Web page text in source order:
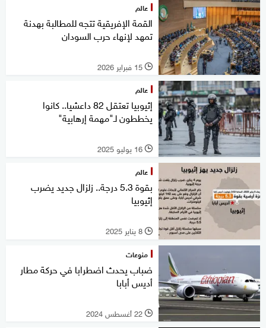
عالم
القمة الإفريقية تتجه للمطالبة بهدنة
تمهد لإنهاء حرب السودان
l 15 فبراير 2026
عالم
إثيوبيا تعتقل 82 داعشيا.. كانوا
يخططون لـ"مهمة إرهابية"
l 16 يوليو 2025
عالم
بقوة 5.3 درجة.. زلزال جديد يضرب
إثيوبيا
l 8 يناير 2025
منوعات
ضباب يحدث اضطرابا في حركة مطار
أديس أبابا
l 22 أغسطس 2024